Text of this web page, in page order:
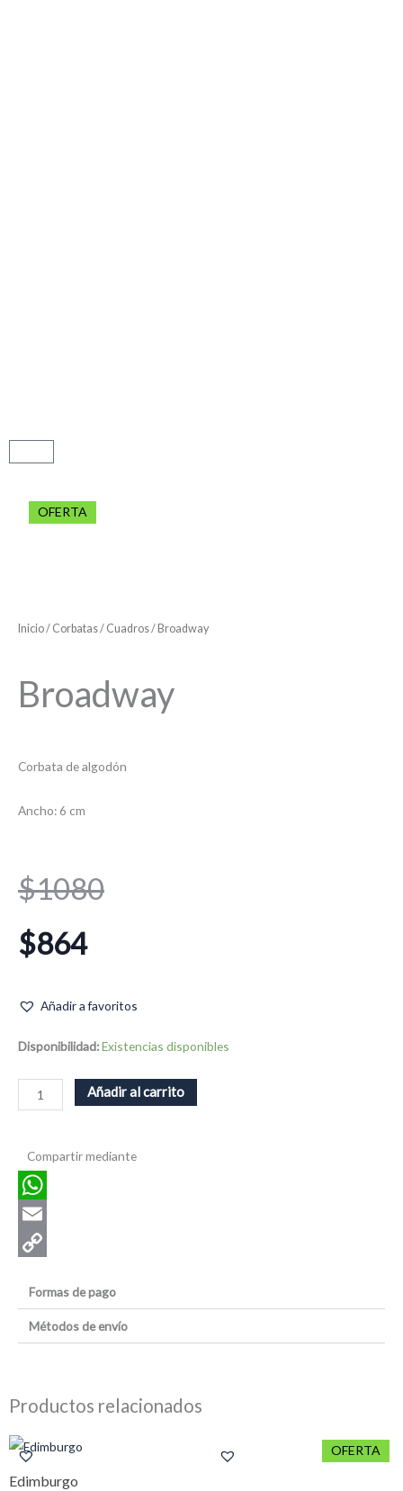
OFERTA
Inicio/ Corbatas/ Cuadros/ Broadway
Broadway
Corbata de algodón
Ancho: 6 cm
$1080
El
precio
original
era:
$1080.
$864
El
precio
actual
es:
$864.
Añadir a favoritos
Disponibilidad:Existencias disponibles
Broadway
Añadir al carrito
Compartir mediante
WhatsApp
Email
Link
Formas de pago
Métodos de envío
Productos relacionados
Edimburgo
OFERTA
precio